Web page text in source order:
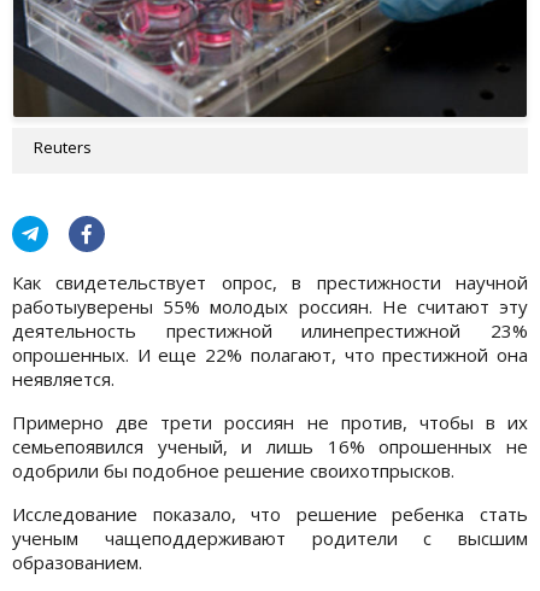
Reuters
Как свидетельствует опрос, в престижности научной
работыуверены 55% молодых россиян. Не считают эту
деятельность престижной илинепрестижной 23%
опрошенных. И еще 22% полагают, что престижной она
неявляется.
Примерно две трети россиян не против, чтобы в их
семьепоявился ученый, и лишь 16% опрошенных не
одобрили бы подобное решение своихотпрысков.
Исследование показало, что решение ребенка стать
ученым чащеподдерживают родители с высшим
образованием.